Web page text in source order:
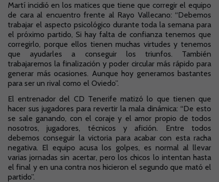
Martí incidió en los matices que tiene que corregir el equipo
de cara al encuentro frente al Rayo Vallecano: “Debemos
trabajar el aspecto psicológico durante toda la semana para
el próximo partido, Si hay falta de confianza tenemos que
corregirlo, porque ellos tienen muchas virtudes y tenemos
que ayudarles a conseguir los triunfos. También
trabajaremos la finalización y poder circular más rápido para
generar más ocasiones. Aunque hoy generamos bastantes
para ser un rival como el Oviedo”.
El entrenador del CD Tenerife matizó lo que tienen que
hacer sus jugadores para revertir la mala dinámica: “De esto
se sale ganando, con el coraje y el amor propio de todos
nosotros, jugadores, técnicos y afición. Entre todos
debemos conseguir la victoria para acabar con esta racha
negativa. El equipo acusa los golpes, es normal al llevar
varias jornadas sin acertar, pero los chicos lo intentan hasta
el final y en una contra nos hicieron el segundo que mató el
partido”.